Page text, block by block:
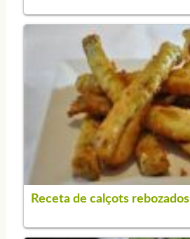
Receta de calçots rebozados